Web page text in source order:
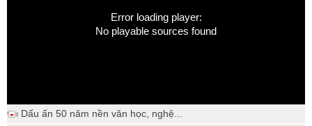
Error loading player:
No playable sources found
Dấu ấn 50 năm nền văn học, nghệ...